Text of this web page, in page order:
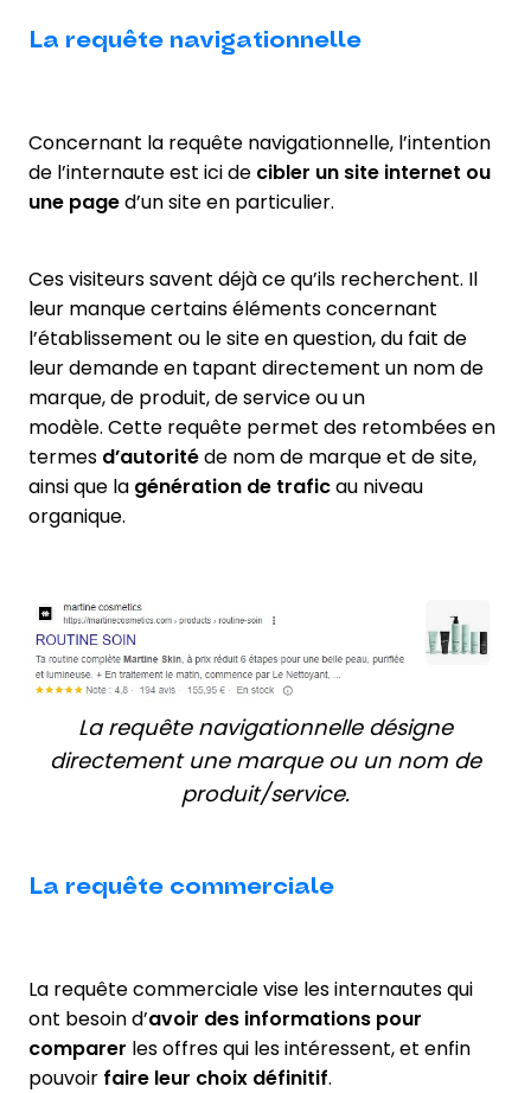
La requête navigationnelle
Concernant la requête navigationnelle, l’intention
de l’internaute est ici de cibler un site internet ou
une paged’un site en particulier.
Ces visiteurs savent déjà ce qu’ils recherchent. Il
leur manque certains éléments concernant
l’établissement ou le site en question, du fait de
leur demande en tapant directement un nom de
marque, de produit, de service ou un
modèle. Cette requête permet des retombées en
termes d’autoritéde nom de marque et de site,
ainsi que la génération de traficau niveau
organique.
La requête navigationnelle désigne
directement une marque ou un nom de
produit/service.
La requête commerciale
La requête commerciale vise les internautes qui
ont besoin d’avoir des informations pour
comparer les offres qui les intéressent, et enfin
pouvoir faire leur choix définitif.